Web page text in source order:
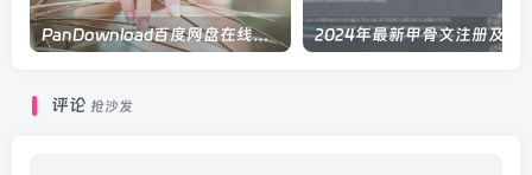
PanDownload百度网盘在线解析
评论 抢沙发